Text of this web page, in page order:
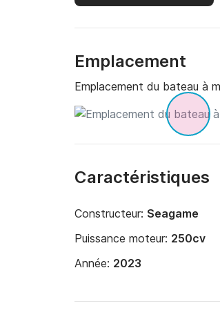
Emplacement
Emplacement du bateau à
Caractéristiques
Constructeur: Seagame
Puissance moteur: 250cv
Année: 2023